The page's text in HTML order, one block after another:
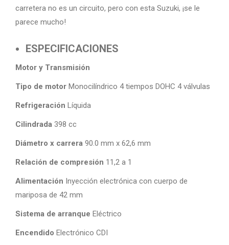
carretera no es un circuito, pero con esta Suzuki, ¡se le
parece mucho!
ESPECIFICACIONES
Motor y Transmisión
Tipo de motor Monocilíndrico 4 tiempos DOHC 4 válvulas
Refrigeración Líquida
Cilindrada 398 cc
Diámetro x carrera 90.0 mm x 62,6 mm
Relación de compresión 11,2 a 1
Alimentación Inyección electrónica con cuerpo de
mariposa de 42 mm
Sistema de arranque Eléctrico
Encendido Electrónico CDI